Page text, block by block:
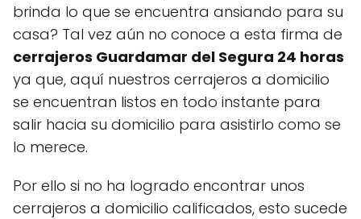
brinda lo que se encuentra ansiando para su
casa? Tal vez aún no conoce a esta firma de
cerrajeros Guardamar del Segura 24 horas
ya que, aquí nuestros cerrajeros a domicilio
se encuentran listos en todo instante para
salir hacia su domicilio para asistirlo como se
lo merece.
Por ello si no ha logrado encontrar unos
cerrajeros a domicilio calificados, esto sucede